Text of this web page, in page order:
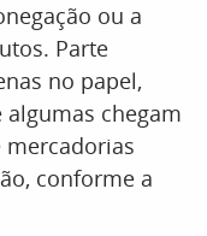
ou a
Parte
no papel,
chegam
conforme a